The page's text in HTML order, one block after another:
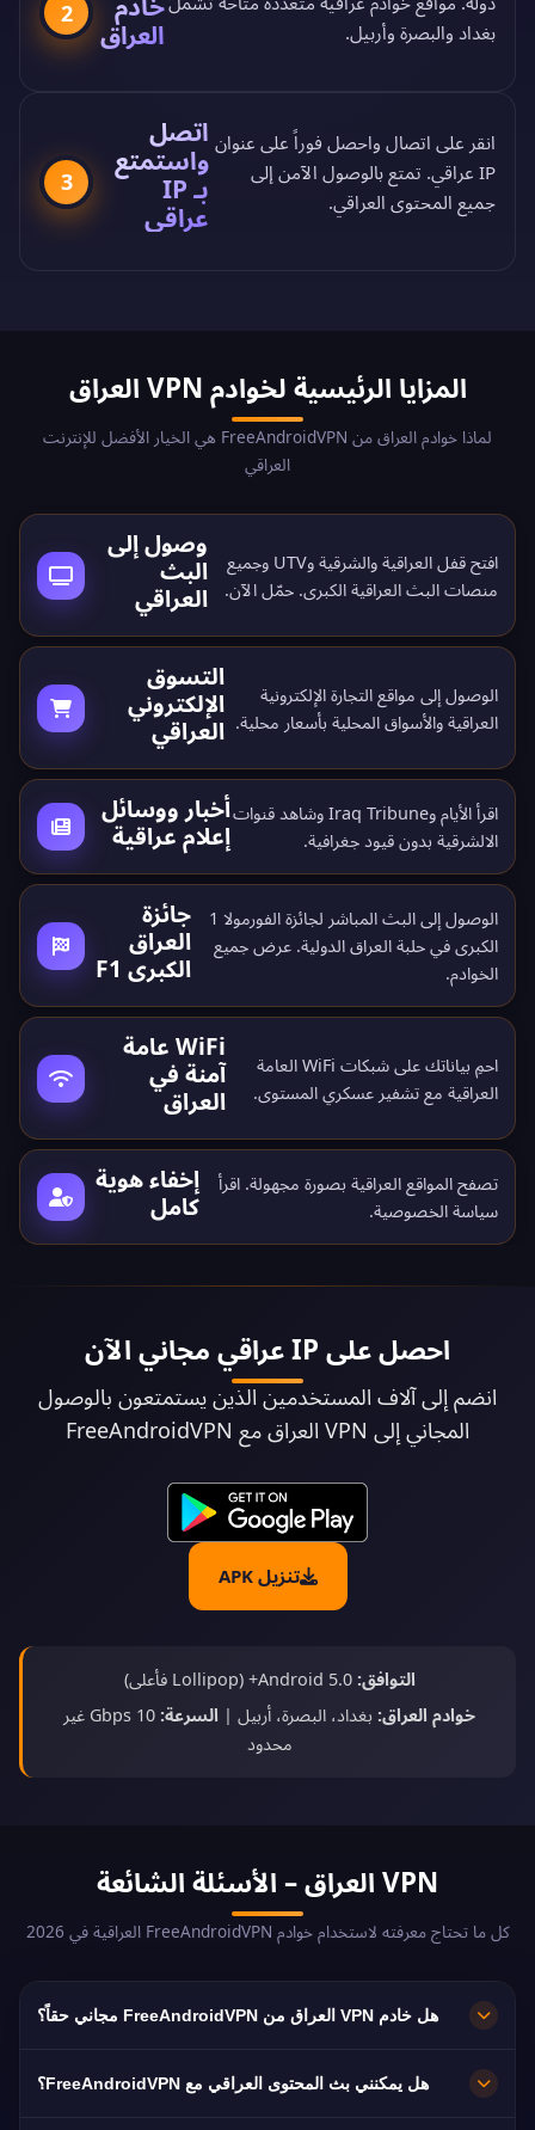
2
العراق
بغداد والبصرة وأربيل.
3
اتصل
واستمتع
بـ IP
عراقي
انقر على اتصال واحصل فوراً على عنوان
IP عراقي. تمتع بالوصول الآمن إلى
جميع المحتوى العراقي.
المزايا الرئيسية لخوادم VPN العراق
لماذا خوادم العراق من FreeAndroidVPN هي الخيار الأفضل للإنترنت
العراقي
وصول إلى
البث
العراقي
افتح قفل العراقية والشرقية وUTV وجميع
منصات البث العراقية الكبرى. حمّل الآن.
التسوق
الإلكتروني
العراقي
الوصول إلى مواقع التجارة الإلكترونية
العراقية والأسواق المحلية بأسعار محلية.
أخبار ووسائل
إعلام عراقية
اقرأ الأيام وIraq Tribune وشاهد قنوات
الالشرقية بدون قيود جغرافية.
جائزة
العراق
الكبرى F1
الوصول إلى البث المباشر لجائزة الفورمولا 1
الكبرى في حلبة العراق الدولية. عرض جميع
الخوادم.
WiFi عامة
آمنة في
العراق
احمِ بياناتك على شبكات WiFi العامة
العراقية مع تشفير عسكري المستوى.
إخفاء هوية
كامل
تصفح المواقع العراقية بصورة مجهولة. اقرأ
سياسة الخصوصية.
احصل على IP عراقي مجاني الآن
انضم إلى آلاف المستخدمين الذين يستمتعون بالوصول
المجاني إلى VPN العراق مع FreeAndroidVPN
تنزيل APK
التوافق: Android 5.0+ (Lollipop فأعلى)
خوادم العراق: بغداد، البصرة، أربيل | السرعة:
10 Gbps غير
محدود
VPN العراق – الأسئلة الشائعة
كل ما تحتاج معرفته لاستخدام خوادم FreeAndroidVPN العراقية في 2026
هل خادم VPN العراق من FreeAndroidVPN مجاني حقاً؟
100% بدون رسوم مخفية أو فترات تجريبية أو بطاقات
هل يمكنني بث المحتوى العراقي مع FreeAndroidVPN؟